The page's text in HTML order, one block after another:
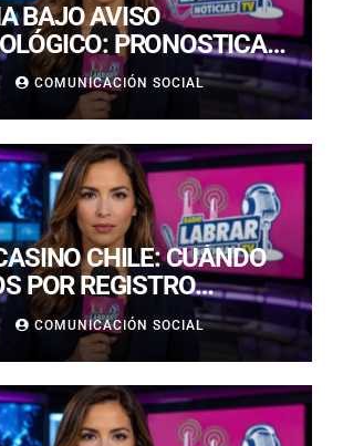
BAJO AVISO
PRONOSTICAN
ISOTERMA CERO ALTA
Y
COMUNICACIÓN SOCIAL
CHILE: CUÁNDO
POR REGISTRO
SIRVEN
COMUNICACIÓN SOCIAL